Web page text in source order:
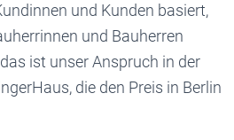
und Kunden basiert,
und Bauherren
ist unser Anspruch in der
die den Preis in Berlin